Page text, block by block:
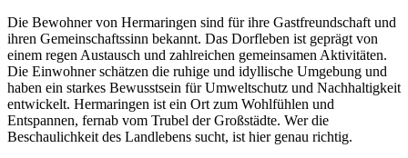
Die Bewohner von Hermaringen sind für ihre Gastfreundschaft und
ihren Gemeinschaftssinn bekannt. Das Dorfleben ist geprägt von
einem regen Austausch und zahlreichen gemeinsamen Aktivitäten.
Die Einwohner schätzen die ruhige und idyllische Umgebung und
haben ein starkes Bewusstsein für Umweltschutz und Nachhaltigkeit
entwickelt. Hermaringen ist ein Ort zum Wohlfühlen und
Entspannen, fernab vom Trubel der Großstädte. Wer die
Beschaulichkeit des Landlebens sucht, ist hier genau richtig.